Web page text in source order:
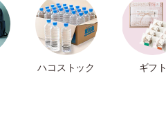
ハコストック ギフト